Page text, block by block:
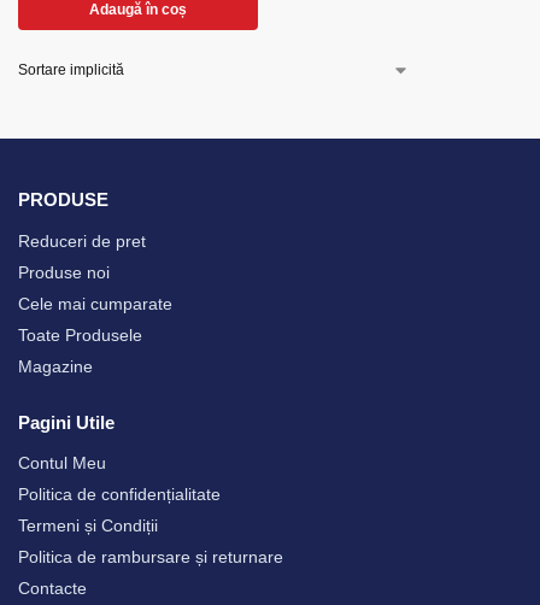
Adaugă în coș
PRODUSE
Reduceri de pret
Produse noi
Cele mai cumparate
Toate Produsele
Magazine
Pagini Utile
Contul Meu
Politica de confidențialitate
Termeni și Condiții
Politica de rambursare și returnare
Contacte